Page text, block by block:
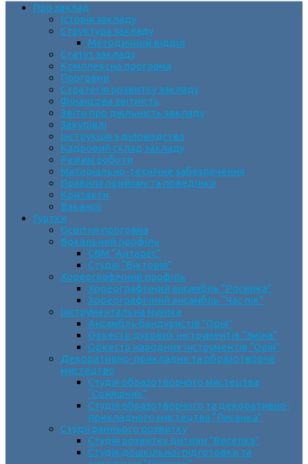
Про заклад
Історія закладу
Структура закладу
Методичний відділ
Статут закладу
Комплексна програма
Програми
Стратегія розвитку закладу
Фінансова звітність
Звіти про діяльність закладу
Закупівлі
Інструкція з діловодства
Кадровий склад закладу
Режим роботи
Матеріально-технічне забезпечення
Правила прийому та поведінки
Контакти
Вакансії
Гуртки
Освітня програма
Вокальний профіль
СВМ “Антарес”
Студія “Вікторія”
Хореографічний профіль
Хореографічний ансамбль “Росинка”
Хореографічний ансамбль “Час пік”
Інструментальна музика
Ансамбль бандуристів “Орія”
Оркестр духових інструментів “Зміна”
Оркестр народних інструментів “Орія”
Декоративно-прикладне та образотворче
мистецтво
Cтудія образотворчого мистецтва
“Соняшник”
Студія образотворчого та декоративно-
прикладного мистецтва “Писанка”
Студії раннього розвитку
Студія розвитку дитини “Веселка”
Студія дошкільної підготовки та